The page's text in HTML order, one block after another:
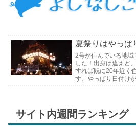
夏祭りはやっぱ
2号が住んでいる地域
した！出身は違えど
すれば既に20年近く
す。やっぱり日付け
サイト内週間ランキング